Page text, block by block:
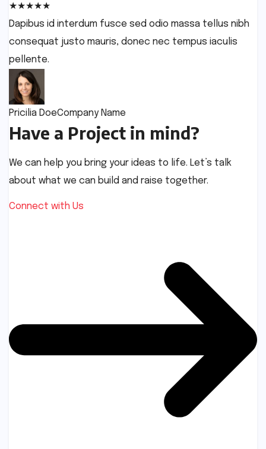
★★★★★
Dapibus id interdum fusce sed odio massa tellus nibh
consequat justo mauris, donec nec tempus iaculis
pellente.
Pricilia DoeCompany Name
Have a Project in mind?
We can help you bring your ideas to life. Let’s talk
about what we can build and raise together.
Connect with Us